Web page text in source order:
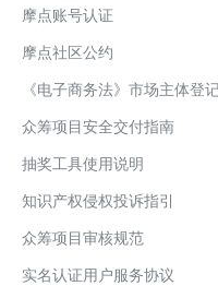
摩点账号认证
摩点社区公约
《电子商务法》市场主体登
众筹项目安全交付指南
抽奖工具使用说明
知识产权侵权投诉指引
众筹项目审核规范
实名认证用户服务协议